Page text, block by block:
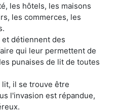
les hôtels, les maisons
les commerces, les
détiennent des
qui leur permettent de
punaises de lit de toutes
il se trouve être
l'invasion est répandue,